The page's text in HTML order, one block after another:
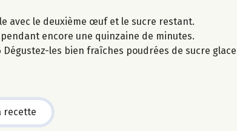
avec le deuxième œuf et le sucre restant.
encore une quinzaine de minutes.
les bien fraîches poudrées de sucre
recette